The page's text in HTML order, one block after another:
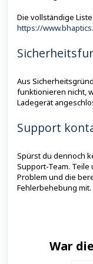
Die vollständige
https://
Aus
funktionieren nicht,
Ladegerät
Support
Spürst du dennoch
Support-Team.
Problem und die
Fehlerbehebung mit.
War